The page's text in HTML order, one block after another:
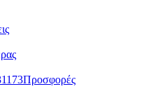
Προσφορές